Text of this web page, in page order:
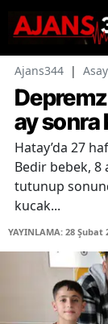
Ajans344 |
ay sonra
Hatay’da 27
Bedir bebek, 8
tutunup
kucak...
YAYINLAMA: 28 Şubat